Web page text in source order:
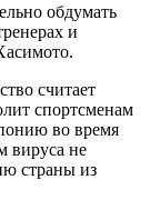
обдумать
и
считает
спортсменам
во время
вируса не
страны из